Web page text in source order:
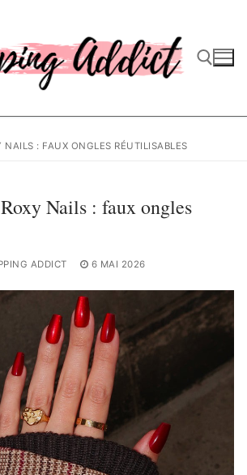
NAILS : FAUX ONGLES RÉUTILISABLES
Nails : faux ongles
ADDICT 6 MAI 2026